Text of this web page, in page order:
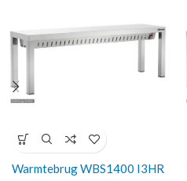
Warmtebrug WBS1400 I3HR